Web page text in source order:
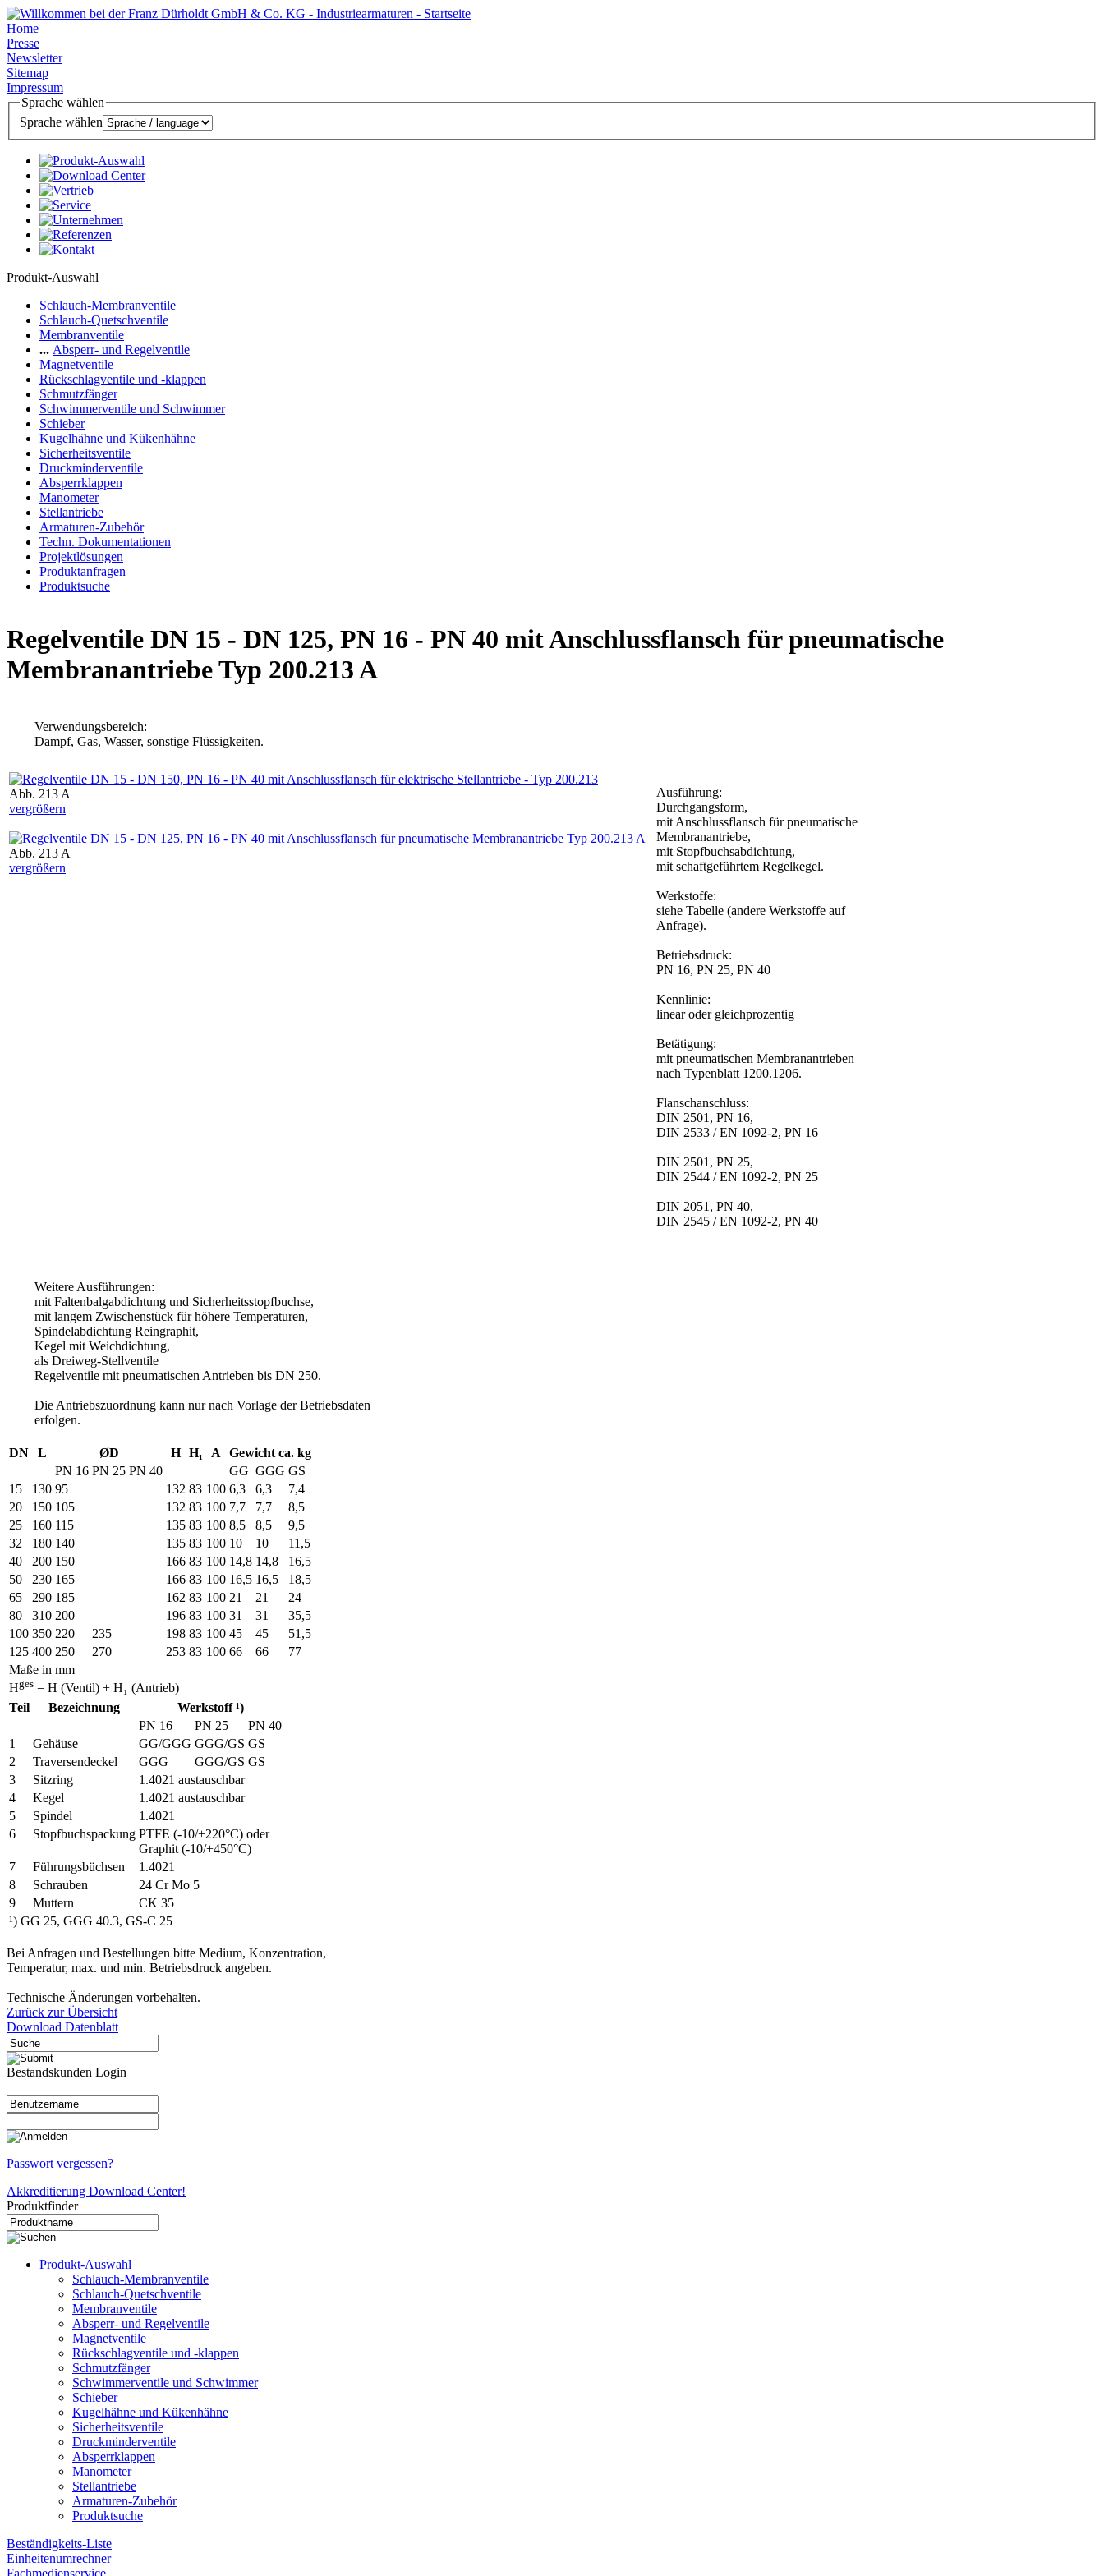
Home
Presse
Newsletter
Sitemap
Impressum
Sprache wählen
Sprache wählen
Produkt-Auswahl
Schlauch-Membranventile
Schlauch-Quetschventile
Membranventile
... Absperr- und Regelventile
Magnetventile
Rückschlagventile und -klappen
Schmutzfänger
Schwimmerventile und Schwimmer
Schieber
Kugelhähne und Kükenhähne
Sicherheitsventile
Druckminderventile
Absperrklappen
Manometer
Stellantriebe
Armaturen-Zubehör
Techn. Dokumentationen
Projektlösungen
Produktanfragen
Produktsuche
Regelventile DN 15 - DN 125, PN 16 - PN 40 mit Anschlussflansch für pneumatische
Membranantriebe Typ 200.213 A
Verwendungsbereich:
Dampf, Gas, Wasser, sonstige Flüssigkeiten.
Abb. 213 A
vergrößern
Abb. 213 A
vergrößern
Ausführung:
Durchgangsform,
mit Anschlussflansch für pneumatische
Membranantriebe,
mit Stopfbuchsabdichtung,
mit schaftgeführtem Regelkegel.
Werkstoffe:
siehe Tabelle (andere Werkstoffe auf
Anfrage).
Betriebsdruck:
PN 16, PN 25, PN 40
Kennlinie:
linear oder gleichprozentig
Betätigung:
mit pneumatischen Membranantrieben
nach Typenblatt 1200.1206.
Flanschanschluss:
DIN 2501, PN 16,
DIN 2533 / EN 1092-2, PN 16
DIN 2501, PN 25,
DIN 2544 / EN 1092-2, PN 25
DIN 2051, PN 40,
DIN 2545 / EN 1092-2, PN 40
Weitere Ausführungen:
mit Faltenbalgabdichtung und Sicherheitsstopfbuchse,
mit langem Zwischenstück für höhere Temperaturen,
Spindelabdichtung Reingraphit,
Kegel mit Weichdichtung,
als Dreiweg-Stellventile
Regelventile mit pneumatischen Antrieben bis DN 250.
Die Antriebszuordnung kann nur nach Vorlage der Betriebsdaten
erfolgen.
DN L ØD H H₁ A Gewicht ca. kg
PN 16 PN 25 PN 40 GG GGG GS
15
130 95 132 83 100 6,3 6,3
7,4
20
150 105 132 83 100 7,7 7,7
8,5
25
160 115 135 83 100 8,5 8,5
9,5
32
180 140 135 83 100 10 10
11,5
40
200 150 166 83 100 14,8 14,8
16,5
50
230 165 166 83 100 16,5 16,5
18,5
65
290 185 162 83 100 21 21
24
80
310 200 196 83 100 31 31
35,5
100 350 220 235 198 83 100 45 45
51,5
125 400 250 270 253 83 100 66 66
77
Maße in mm
Hges = H (Ventil) + H₁ (Antrieb)
Teil
Bezeichnung
Werkstoff ¹)
PN 16
PN 25
PN 40
1
Gehäuse GG/GGG GGG/GS GS
2
Traversendeckel GGG GGG/GS GS
3
Sitzring
1.4021 austauschbar
4
Kegel
1.4021 austauschbar
5
Spindel
1.4021
6
Stopfbuchspackung PTFE (-10/+220°C) oder
Graphit (-10/+450°C)
7
Führungsbüchsen
1.4021
8
Schrauben
24 Cr Mo 5
9
Muttern
CK 35
¹) GG 25, GGG 40.3, GS-C 25
Bei Anfragen und Bestellungen bitte Medium, Konzentration,
Temperatur, max. und min. Betriebsdruck angeben.
Technische Änderungen vorbehalten.
Zurück zur Übersicht
Download Datenblatt
Bestandskunden Login
Passwort vergessen?
Akkreditierung Download Center!
Produktfinder
Produkt-Auswahl
Schlauch-Membranventile
Schlauch-Quetschventile
Membranventile
Absperr- und Regelventile
Magnetventile
Rückschlagventile und -klappen
Schmutzfänger
Schwimmerventile und Schwimmer
Schieber
Kugelhähne und Kükenhähne
Sicherheitsventile
Druckminderventile
Absperrklappen
Manometer
Stellantriebe
Armaturen-Zubehör
Produktsuche
Beständigkeits-Liste
Einheitenumrechner